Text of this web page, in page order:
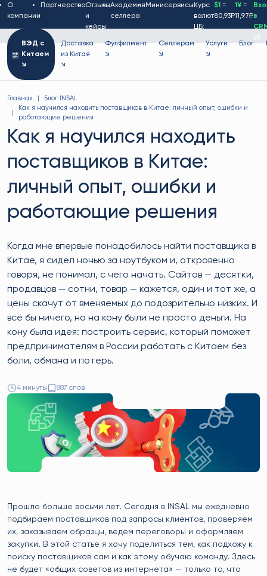
О
компании
ПартнерствоОтзывы
и
кейсы
Академия
селлера
Минисервисы Курс
валют
ЦБ:
$1 =
80,93₽
1¥=
11,97₽в
ВЭД с
Китаем
↘
Доставка
из Китая
↘
Фулфилмент
↘
Селлерам
↘
Услуги
↘
Блог
Главная
Блог INSAL
Как я научился находить поставщиков в Китае: личный опыт, ошибки и
работающие решения
Как я научился находить
поставщиков в Китае:
личный опыт, ошибки и
работающие решения
Когда мне впервые понадобилось найти поставщика в
Китае, я сидел ночью за ноутбуком и, откровенно
говоря, не понимал, с чего начать. Сайтов — десятки,
продавцов — сотни, товар — кажется, один и тот же, а
цены скачут от вменяемых до подозрительно низких. И
всё бы ничего, но на кону были не просто деньги. На
кону была идея: построить сервис, который поможет
предпринимателям в России работать с Китаем без
боли, обмана и потерь.
4 минуты 887 слов
Прошло больше восьми лет. Сегодня в INSAL мы ежедневно
подбираем поставщиков под запросы клиентов, проверяем
их, заказываем образцы, ведём переговоры и оформляем
закупки. В этой статье я хочу поделиться тем, как подхожу к
поиску поставщиков сам и как этому обучаю команду. Здесь
не будет «общих советов из интернета» — только то, что